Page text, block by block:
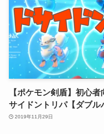
【ポケモン剣盾】初心
サイドントリパ【ダブル
2019年11月29日